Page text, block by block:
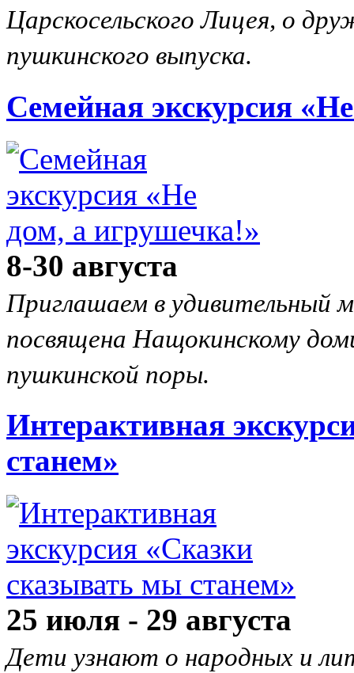
Царскосельского Лицея, о
пушкинского выпуска.
Семейная экскурсия
8-30 августа
Приглашаем в удивительный
посвящена Нащокинскому
пушкинской поры.
Интерактивная
станем»
25 июля - 29 августа
Дети узнают о народных и